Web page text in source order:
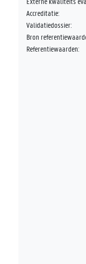
Accreditatie:
Validatiedossier:
Bron
Referentiewaarden: